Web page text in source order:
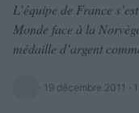
L’équipe de France
Monde face à la
médaille d’argent
· 19 décembre 2011 ·